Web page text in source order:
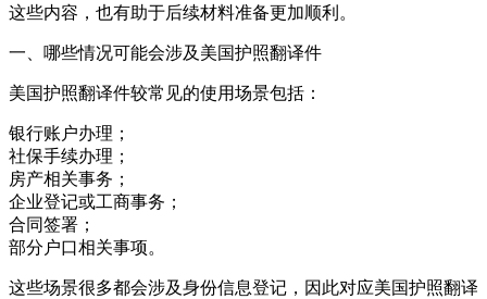
这些内容，也有助于后续材料准备更加顺利。
一、哪些情况可能会涉及美国护照翻译件
美国护照翻译件较常见的使用场景包括：
银行账户办理；
社保手续办理；
房产相关事务；
企业登记或工商事务；
合同签署；
部分户口相关事项。
这些场景很多都会涉及身份信息登记，因此对应美国护照翻译